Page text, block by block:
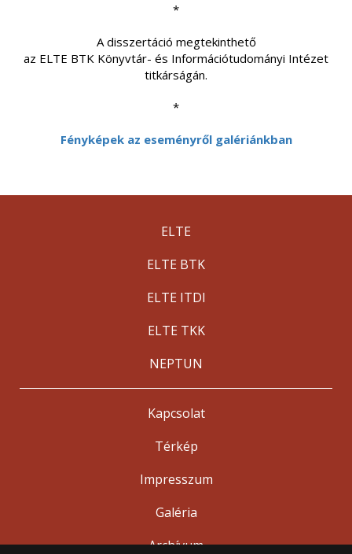
*
A disszertáció megtekinthető
az ELTE BTK Könyvtár- és Információtudományi Intézet
titkárságán.
*
Fényképek az eseményről galériánkban
ELTE
ELTE BTK
ELTE ITDI
ELTE TKK
NEPTUN
Kapcsolat
Térkép
Impresszum
Galéria
Archívum